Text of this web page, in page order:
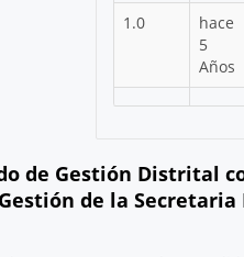
1.0
hace
5
Años
de Gestión Distrital
de la